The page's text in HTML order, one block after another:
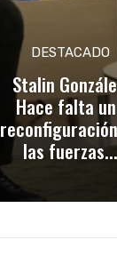
DESTACADO
Stalin
Hace falta
las fuerzas...